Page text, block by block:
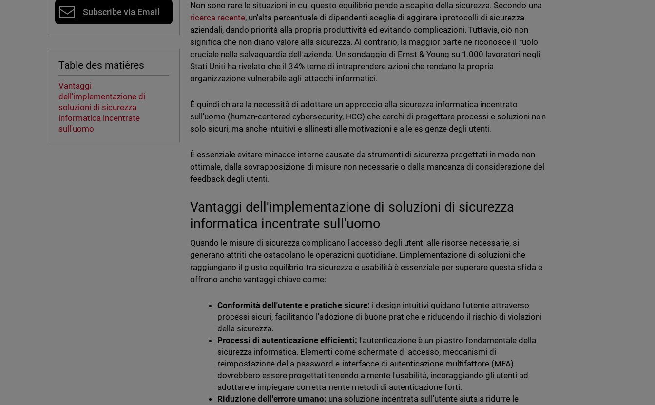
Subscribe via Email
Table des matières
Vantaggi
dell'implementazione di
soluzioni di sicurezza
informatica incentrate
sull'uomo
Non sono rare le situazioni in cui questo equilibrio pende a scapito della sicurezza. Secondo una
ricerca recente, un'alta percentuale di dipendenti sceglie di aggirare i protocolli di sicurezza
aziendali, dando priorità alla propria produttività ed evitando complicazioni. Tuttavia, ciò non
significa che non diano valore alla sicurezza. Al contrario, la maggior parte ne riconosce il ruolo
cruciale nella salvaguardia dell'azienda. Un sondaggio di Ernst & Young su 1.000 lavoratori negli
Stati Uniti ha rivelato che il 34% teme di intraprendere azioni che rendano la propria
organizzazione vulnerabile agli attacchi informatici.
È quindi chiara la necessità di adottare un approccio alla sicurezza informatica incentrato
sull'uomo (human-centered cybersecurity, HCC) che cerchi di progettare processi e soluzioni non
solo sicuri, ma anche intuitivi e allineati alle motivazioni e alle esigenze degli utenti.
È essenziale evitare minacce interne causate da strumenti di sicurezza progettati in modo non
ottimale, dalla sovrapposizione di misure non necessarie o dalla mancanza di considerazione del
feedback degli utenti.
Vantaggi dell'implementazione di soluzioni di sicurezza
informatica incentrate sull'uomo
Quando le misure di sicurezza complicano l'accesso degli utenti alle risorse necessarie, si
generano attriti che ostacolano le operazioni quotidiane. L'implementazione di soluzioni che
raggiungano il giusto equilibrio tra sicurezza e usabilità è essenziale per superare questa sfida e
offrono anche vantaggi chiave come:
Conformità dell'utente e pratiche sicure: i design intuitivi guidano l'utente attraverso
processi sicuri, facilitando l'adozione di buone pratiche e riducendo il rischio di violazioni
della sicurezza.
Processi di autenticazione efficienti: l'autenticazione è un pilastro fondamentale della
sicurezza informatica. Elementi come schermate di accesso, meccanismi di
reimpostazione della password e interfacce di autenticazione multifattore (MFA)
dovrebbero essere progettati tenendo a mente l'usabilità, incoraggiando gli utenti ad
adottare e impiegare correttamente metodi di autenticazione forti.
Riduzione dell'errore umano: una soluzione incentrata sull'utente aiuta a ridurre le